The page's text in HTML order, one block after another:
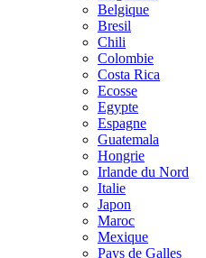
Belgique
Bresil
Chili
Colombie
Costa Rica
Ecosse
Egypte
Espagne
Guatemala
Hongrie
Irlande du Nord
Italie
Japon
Maroc
Mexique
Pays de Galles